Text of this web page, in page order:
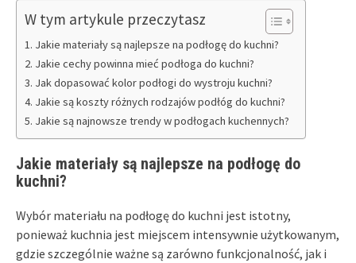
W tym artykule przeczytasz
Jakie materiały są najlepsze na podłogę do kuchni?
Jakie cechy powinna mieć podłoga do kuchni?
Jak dopasować kolor podłogi do wystroju kuchni?
Jakie są koszty różnych rodzajów podłóg do kuchni?
Jakie są najnowsze trendy w podłogach kuchennych?
Jakie materiały są najlepsze na podłogę do
kuchni?
Wybór materiału na podłogę do kuchni jest istotny,
ponieważ kuchnia jest miejscem intensywnie użytkowanym,
gdzie szczególnie ważne są zarówno funkcjonalność, jak i